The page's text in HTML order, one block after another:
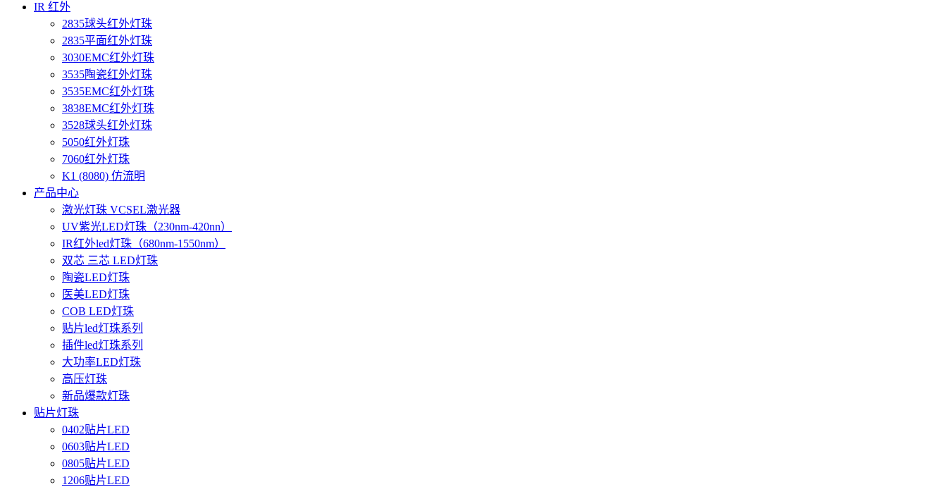
IR 红外
2835球头红外灯珠
2835平面红外灯珠
3030EMC红外灯珠
3535陶瓷红外灯珠
3535EMC红外灯珠
3838EMC红外灯珠
3528球头红外灯珠
5050红外灯珠
7060红外灯珠
K1 (8080) 仿流明
产品中心
激光灯珠 VCSEL激光器
UV紫光LED灯珠（230nm-420nn）
IR红外led灯珠（680nm-1550nm）
双芯 三芯 LED灯珠
陶瓷LED灯珠
医美LED灯珠
COB LED灯珠
贴片led灯珠系列
插件led灯珠系列
大功率LED灯珠
高压灯珠
新品爆款灯珠
贴片灯珠
0402贴片LED
0603贴片LED
0805贴片LED
1206贴片LED